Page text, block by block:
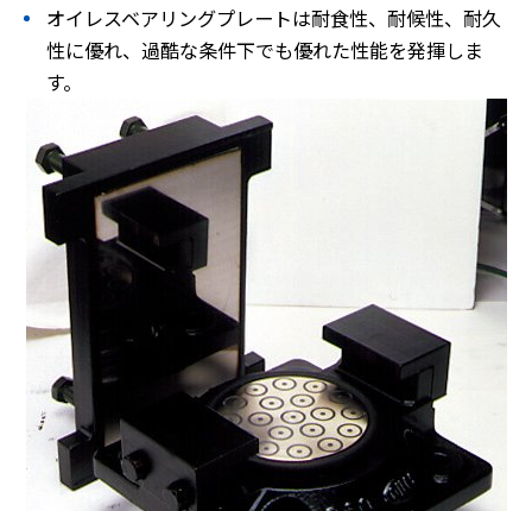
オイレスベアリングプレートは耐食性、耐候性、耐久
性に優れ、過酷な条件下でも優れた性能を発揮しま
す。